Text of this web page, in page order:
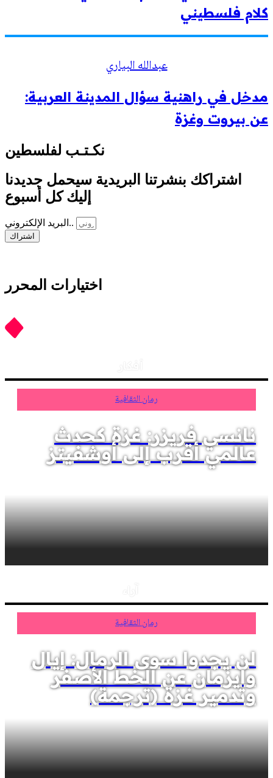
كلام فلسطيني
عبدالله البياري
مدخل في راهنية سؤال المدينة العربية:
عن بيروت وغزة
نكـتـب لفلسطين
اشتراكك بنشرتنا البريدية سيحمل جديدنا
إليك كل أسبوع
البريد الإلكتروني..
اشتراك
اختيارات المحرر
رمان الثقافية
نانسي فريزر: غزة كحدث
عالمي أقرب إلى أوشفيتز
رمان الثقافية
لن يجدوا سوى الرمال: إيال
وايزمان عن الخط الأصفر
وتدمير غزة (ترجمة)